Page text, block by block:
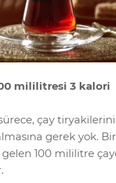
mililitresi 3 kalori
çay
gerek yok.
100 mililitre